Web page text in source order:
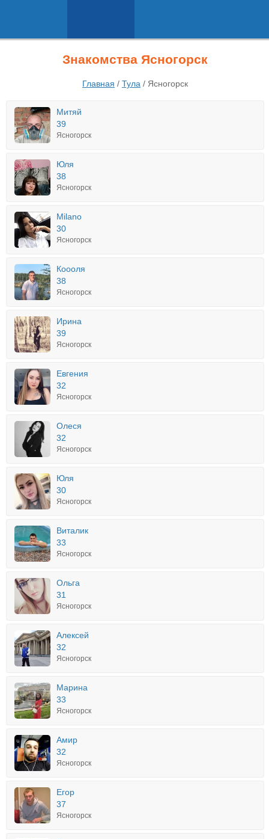
Знакомства Ясногорск
Главная / Тула / Ясногорск
Митяй
39
Ясногорск
Юля
38
Ясногорск
Milano
30
Ясногорск
Коооля
38
Ясногорск
Ирина
39
Ясногорск
Евгения
32
Ясногорск
Олеся
32
Ясногорск
Юля
30
Ясногорск
Виталик
33
Ясногорск
Ольга
31
Ясногорск
Алексей
32
Ясногорск
Марина
33
Ясногорск
Амир
32
Ясногорск
Егор
37
Ясногорск